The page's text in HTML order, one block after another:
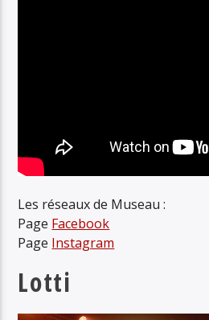
Les réseaux de Museau :
Page Facebook
Page Instagram
Lotti